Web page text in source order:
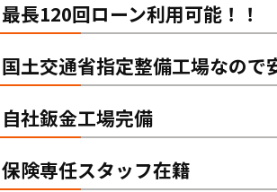
最長120回ローン利用可能！！
国土交通省指定整備工場なので
自社鈑金工場完備
保険専任スタッフ在籍